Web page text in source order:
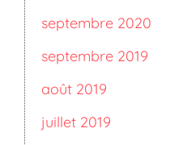
septembre 2020
septembre 2019
août 2019
juillet 2019